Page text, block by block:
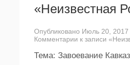
«Неизвестная
Опубликовано Июль 20, 2017
Комментарии к записи
Тема: Завоевание